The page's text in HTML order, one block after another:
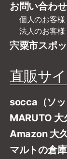
お問い合わせ
個人のお客様
法人のお客様
宍粟市スポ
直販サ
socca（ソ
MARUTO 大
Amazon 大
マルトの倉